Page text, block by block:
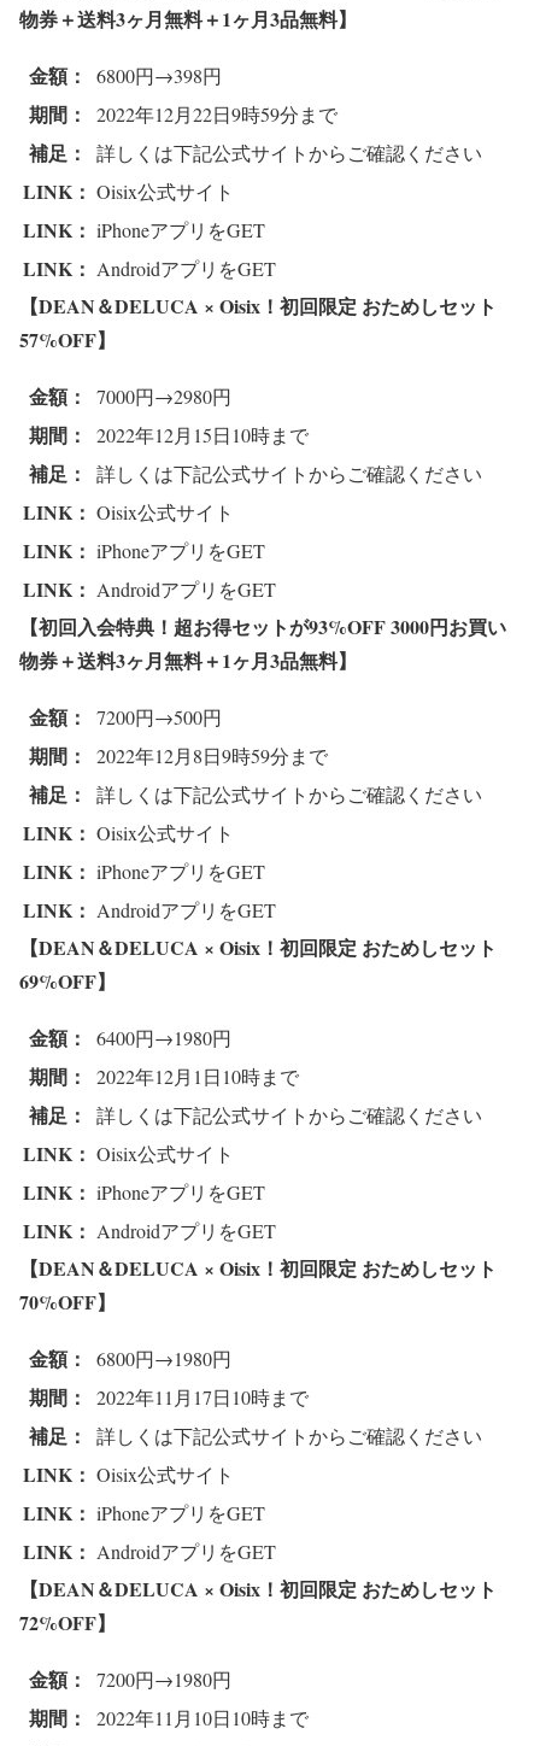
物券＋送料3ヶ月無料＋1ヶ月3品無料】
金額： 6800円→398円
期間： 2022年12月22日9時59分まで
補足： 詳しくは下記公式サイトからご確認ください
LINK： Oisix公式サイト
LINK： iPhoneアプリをGET
LINK： AndroidアプリをGET
【DEAN＆DELUCA × Oisix！初回限定 おためしセット
57%OFF】
金額： 7000円→2980円
期間： 2022年12月15日10時まで
補足： 詳しくは下記公式サイトからご確認ください
LINK： Oisix公式サイト
LINK： iPhoneアプリをGET
LINK： AndroidアプリをGET
【初回入会特典！超お得セットが93%OFF 3000円お買い
物券＋送料3ヶ月無料＋1ヶ月3品無料】
金額： 7200円→500円
期間： 2022年12月8日9時59分まで
補足： 詳しくは下記公式サイトからご確認ください
LINK： Oisix公式サイト
LINK： iPhoneアプリをGET
LINK： AndroidアプリをGET
【DEAN＆DELUCA × Oisix！初回限定 おためしセット
69%OFF】
金額： 6400円→1980円
期間： 2022年12月1日10時まで
補足： 詳しくは下記公式サイトからご確認ください
LINK： Oisix公式サイト
LINK： iPhoneアプリをGET
LINK： AndroidアプリをGET
【DEAN＆DELUCA × Oisix！初回限定 おためしセット
70%OFF】
金額： 6800円→1980円
期間： 2022年11月17日10時まで
補足： 詳しくは下記公式サイトからご確認ください
LINK： Oisix公式サイト
LINK： iPhoneアプリをGET
LINK： AndroidアプリをGET
【DEAN＆DELUCA × Oisix！初回限定 おためしセット
72%OFF】
金額： 7200円→1980円
期間： 2022年11月10日10時まで